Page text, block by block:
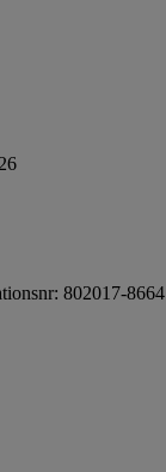
802017-8664